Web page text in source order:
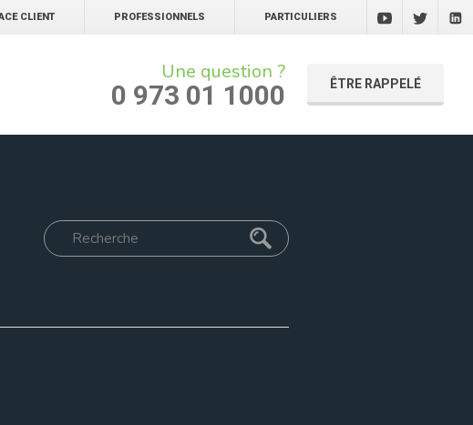
CLIENT PROFESSIONNELS PARTICULIERS
Une question ?
0 973 01 1000 ÊTRE RAPPELÉ